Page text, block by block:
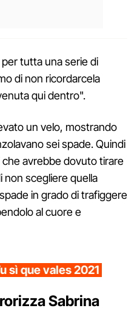
tutta una serie di
di non ricordarcela
qui dentro".
un velo, mostrando
sei spade. Quindi
che avrebbe dovuto tirare
non scegliere quella
in grado di trafiggere
al cuore e
sì que vales 2021
Sabrina